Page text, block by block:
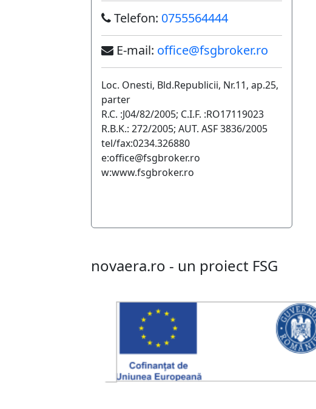
Telefon: 0755564444
E-mail: office@fsgbroker.ro
Loc. Onesti, Bld.Republicii, Nr.11, ap.25,
parter
R.C. :J04/82/2005; C.I.F. :RO17119023
R.B.K.: 272/2005; AUT. ASF 3836/2005
tel/fax:0234.326880
e:office@fsgbroker.ro
w:www.fsgbroker.ro
novaera.ro - un proiect FSG